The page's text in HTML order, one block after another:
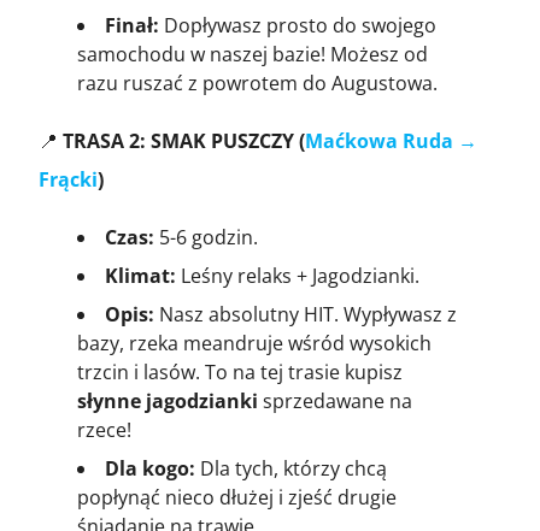
Finał: Dopływasz prosto do swojego
samochodu w naszej bazie! Możesz od
razu ruszać z powrotem do Augustowa.
📍 TRASA 2: SMAK PUSZCZY (Maćkowa Ruda →
Frącki)
Czas: 5-6 godzin.
Klimat: Leśny relaks + Jagodzianki.
Opis: Nasz absolutny HIT. Wypływasz z
bazy, rzeka meandruje wśród wysokich
trzcin i lasów. To na tej trasie kupisz
słynne jagodzianki sprzedawane na
rzece!
Dla kogo: Dla tych, którzy chcą
popłynąć nieco dłużej i zjeść drugie